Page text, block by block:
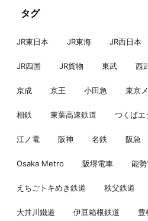
タグ
JR東日本 JR東海 JR西日本
JR四国 JR貨物 東武 西
京成 京王 小田急 東京
相鉄 東葉高速鉄道 つくばエ
江ノ電 阪神 名鉄 阪急
Osaka Metro 阪堺電車 能
えちごトキめき鉄道 秩父鉄道
大井川鐵道 伊豆箱根鉄道 豊